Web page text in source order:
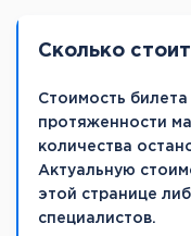
Сколько
Стоимость
протяженности
количества
Актуальную
этой странице
специалистов.